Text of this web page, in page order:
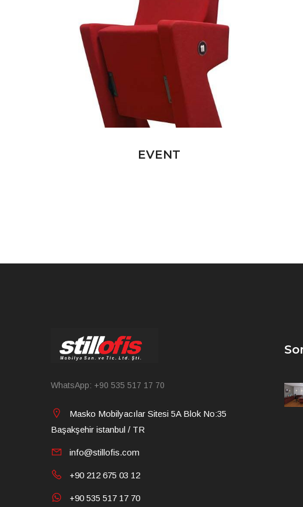
EVENT
WhatsApp: +90 535 517 17 70
Masko Mobilyacılar Sitesi 5A Blok No:35
Başakşehir istanbul / TR
info@stillofis.com
+90 212 675 03 12
+90 535 517 17 70